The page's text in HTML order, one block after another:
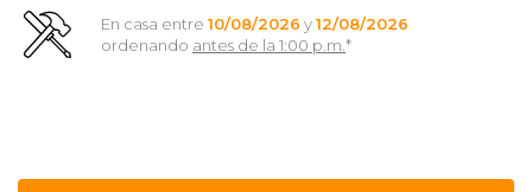
En casa entre 10/08/2026 y12/08/2026
ordenando antes de la 1:00 p.m. *